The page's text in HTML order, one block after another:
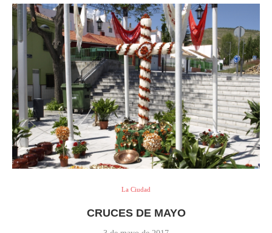
La Ciudad
CRUCES DE MAYO